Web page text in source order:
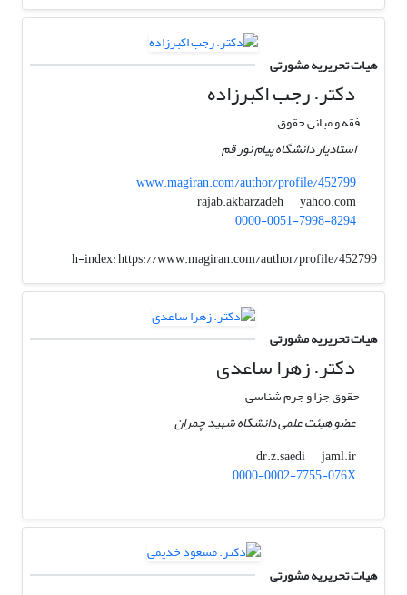
هیات تحریریه مشورتی
دکتر. رجب اکبرزاده
فقه و مبانی حقوق
استادیار دانشگاه پیام نور قم
www.magiran.com/author/profile/452799
rajab.akbarzadeh
yahoo.com
0000-0051-7998-8294
h-index:https://www.magiran.com/author/profile/452799
هیات تحریریه مشورتی
دکتر. زهرا ساعدی
حقوق جزا و جرم شناسی
عضو هیئت علمی دانشگاه شهید چمران
dr.z.saedi
jaml.ir
0000-0002-7755-076X
هیات تحریریه مشورتی